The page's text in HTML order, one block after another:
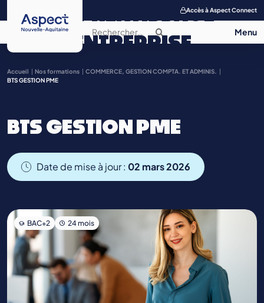
Accès à Aspect Connect
APPRENTISSAGE
ENTREPRISE
SALON DE
CONTACT
Accueil Nos formations
COMMERCE, GESTION COMPTA. ET ADMINIS.
BTS GESTION PME
BTS GESTION PME
Date de mise à jour : 02 mars 2026
BAC+2 24 mois